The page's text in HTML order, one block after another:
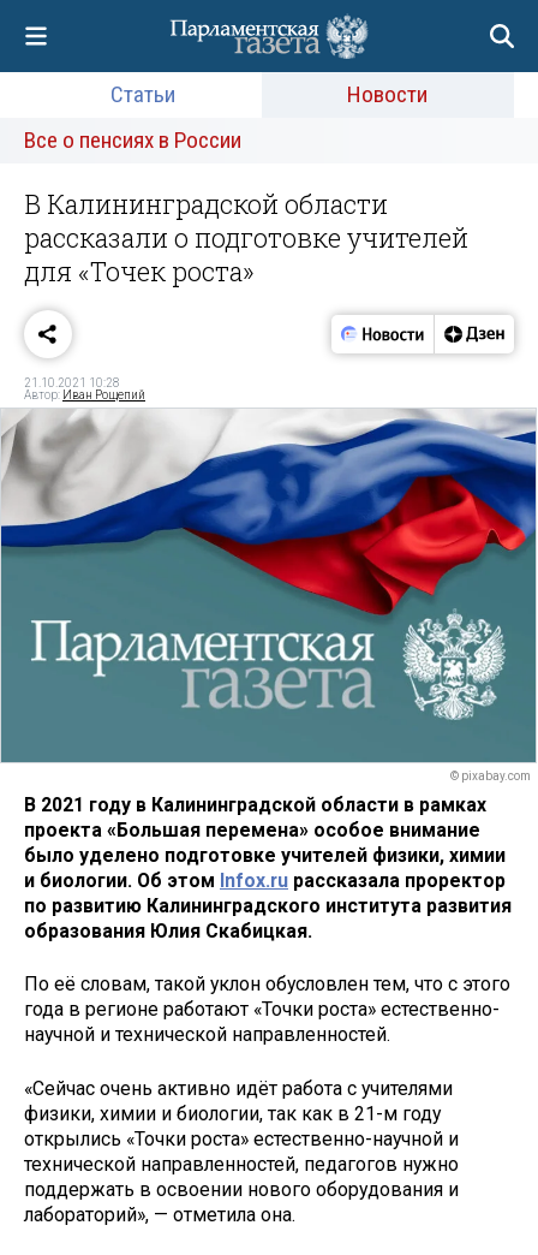
Статьи
Новости
Все о пенсиях в России
В Калининградской области
рассказали о подготовке учителей
для «Точек роста»
21.10.2021 10:28
Автор: Иван Рощепий
© pixabay.com
В 2021 году в Калининградской области в рамках
проекта «Большая перемена» особое внимание
было уделено подготовке учителей физики, химии
и биологии. Об этом Infox.ru рассказала проректор
по развитию Калининградского института развития
образования Юлия Скабицкая.
По её словам, такой уклон обусловлен тем, что с этого
года в регионе работают «Точки роста» естественно-
научной и технической направленностей.
«Сейчас очень активно идёт работа с учителями
физики, химии и биологии, так как в 21-м году
открылись «Точки роста» естественно-научной и
технической направленностей, педагогов нужно
поддержать в освоении нового оборудования и
лабораторий», — отметила она.